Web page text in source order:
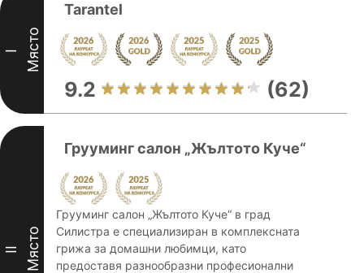
I Място
Tarantel
9.2 (62)
II Място
Грууминг салон „Жълтото Куче“
Грууминг салон „Жълтото Куче“ в град
Силистра е специализиран в комплексната
грижа за домашни любимци, като
предоставя разнообразни професионални